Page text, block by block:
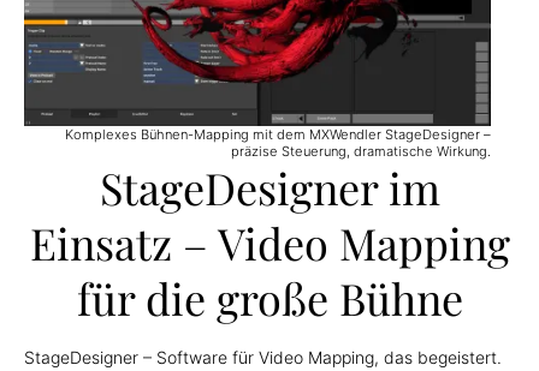
Komplexes Bühnen-Mapping mit dem MXWendler StageDesigner –
präzise Steuerung, dramatische Wirkung.
StageDesigner im
Einsatz – Video Mapping
für die große Bühne
StageDesigner – Software für Video Mapping, das begeistert.